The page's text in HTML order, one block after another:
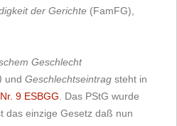
der Gerichte (FamFG),
Geschlecht
und Geschlechtseintrag steht in
9 ESBGG . Das PStG wurde
das einzige Gesetz daß nun